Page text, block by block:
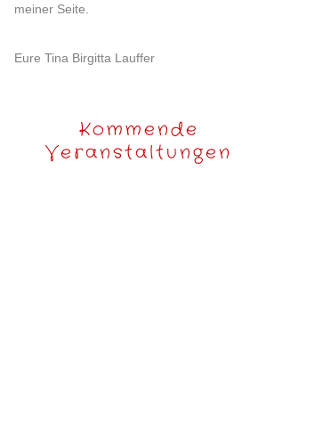
meiner Seite.
Eure Tina Birgitta Lauffer
Kommende
Veranstaltungen